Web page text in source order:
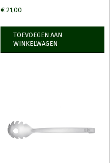
€21,00
TOEVOEGEN AAN
WINKELWAGEN